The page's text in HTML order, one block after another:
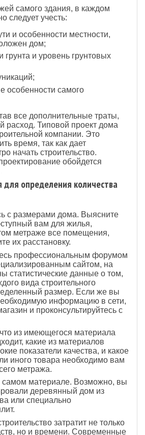
самого здания, в каждом
следует учесть:
и особенности местности,
дом;
грунта и уровень грунтовых
особенности самого
все дополнительные траты,
расход. Типовой проект дома
компании. Это
время, так как дает
начать строительство.
обойдется
для определения количества
с размерами дома. Выясните
вам для жилья,
метраже все помещения,
их расстановку.
профессиональным форумом
сайтом, на
статистические данные о том,
вида строительного
размер. Если же вы
информацию в сети,
и проконсультируйтесь с
из имеющегося материала
какие из материалов
показатели качества, и какое
иного товара необходимо вам
метража.
самом материале. Возможно, вы
деревянный дом из
или специально
затратит не только
но и времени. Современные